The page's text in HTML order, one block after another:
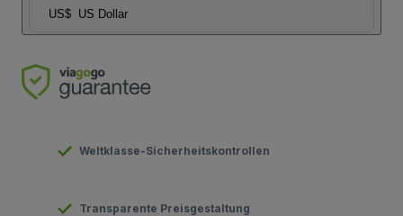
US$ US Dollar
Weltklasse-Sicherheitskontrollen
Transparente Preisgestaltung